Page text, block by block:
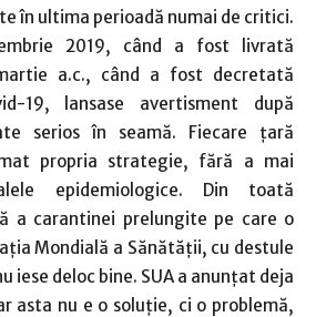
în ultima perioadă numai de critici.
2019, când a fost livrată
a.c., când a fost decretată
19, lansase avertisment după
serios în seamă. Fiecare ţară
propria strategie, fără a mai
epidemiologice. Din toată
a carantinei prelungite pe care o
Mondială a Sănătăţii, cu destule
iese deloc bine. SUA a anunţat deja
asta nu e o soluţie, ci o problemă,